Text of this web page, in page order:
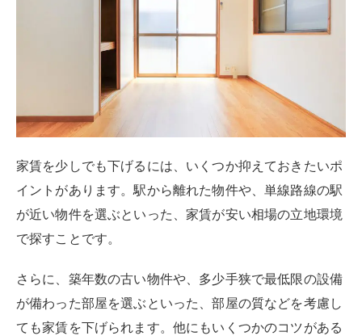
家賃を少しでも下げるには、いくつか抑えておきたいポ
イントがあります。駅から離れた物件や、単線路線の駅
が近い物件を選ぶといった、家賃が安い相場の立地環境
で探すことです。
さらに、築年数の古い物件や、多少手狭で最低限の設備
が備わった部屋を選ぶといった、部屋の質などを考慮し
ても家賃を下げられます。他にもいくつかのコツがある